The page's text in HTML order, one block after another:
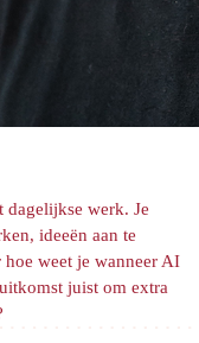
dagelijkse werk. Je
ideeën aan te
hoe weet je wanneer AI
juist om extra